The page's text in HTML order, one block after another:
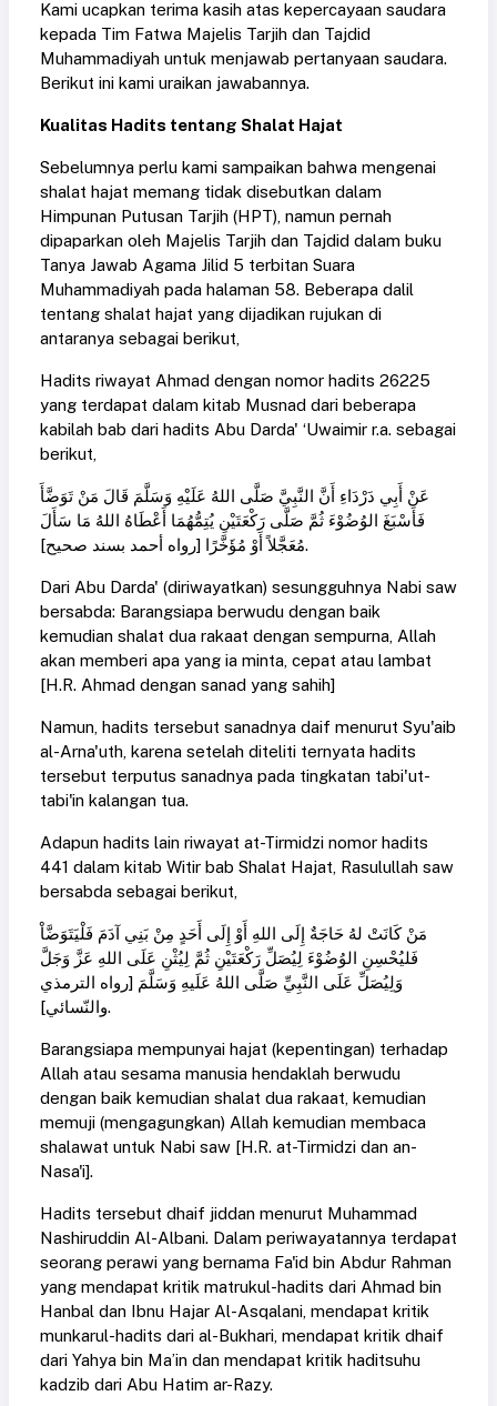
Kami ucapkan terima kasih atas kepercayaan saudara
kepada Tim Fatwa Majelis Tarjih dan Tajdid
Muhammadiyah untuk menjawab pertanyaan saudara.
Berikut ini kami uraikan jawabannya.
Kualitas Hadits tentang Shalat Hajat
Sebelumnya perlu kami sampaikan bahwa mengenai
shalat hajat memang tidak disebutkan dalam
Himpunan Putusan Tarjih (HPT), namun pernah
dipaparkan oleh Majelis Tarjih dan Tajdid dalam buku
Tanya Jawab Agama Jilid 5 terbitan Suara
Muhammadiyah pada halaman 58. Beberapa dalil
tentang shalat hajat yang dijadikan rujukan di
antaranya sebagai berikut,
Hadits riwayat Ahmad dengan nomor hadits 26225
yang terdapat dalam kitab Musnad dari beberapa
kabilah bab dari hadits Abu Darda' ‘Uwaimir r.a. sebagai
berikut,
عَنْ أَبِي دَرْدَاءِ أَنَّ النَّبِيَّ صَلَّى اللهُ عَلَيْهِ وَسَلَّمَ قَالَ مَنْ تَوَضَّأَ
فَأَسْبَغَ الوُضُوْءَ ثُمَّ صَلَّى رَكْعَتَيْنِ يُتِمُّهُمَا أَعْطَاهُ اللهُ مَا سَأَلَ
مُعَجَّلاً أَوْ مُؤَخَّرًا [رواه أحمد بسند صحيح].
Dari Abu Darda' (diriwayatkan) sesungguhnya Nabi saw
bersabda: Barangsiapa berwudu dengan baik
kemudian shalat dua rakaat dengan sempurna, Allah
akan memberi apa yang ia minta, cepat atau lambat
[H.R. Ahmad dengan sanad yang sahih]
Namun, hadits tersebut sanadnya daif menurut Syu'aib
al-Arna'uth, karena setelah diteliti ternyata hadits
tersebut terputus sanadnya pada tingkatan tabi'ut-
tabi'in kalangan tua.
Adapun hadits lain riwayat at-Tirmidzi nomor hadits
441 dalam kitab Witir bab Shalat Hajat, Rasulullah saw
bersabda sebagai berikut,
مَنْ كَانَتْ لهُ حَاجَةٌ إِلَى اللهِ أَوْ إِلَى أَحَدٍ مِنْ بَنِي آدَمَ فَلْيَتَوَضَّاْ
فَليُحْسِنِ الوُضُوْءَ لِيُصَلِّ رَكْعَتَيْنِ ثُمَّ لِيُثْنِ عَلَى اللهِ عَزَّ وَجَلَّ
وَلِيُصَلِّ عَلَى النَّبِيِّ صَلَّى اللهُ عَلَيهِ وَسَلَّمَ [رواه الترمذي
والنّسائي].
Barangsiapa mempunyai hajat (kepentingan) terhadap
Allah atau sesama manusia hendaklah berwudu
dengan baik kemudian shalat dua rakaat, kemudian
memuji (mengagungkan) Allah kemudian membaca
shalawat untuk Nabi saw [H.R. at-Tirmidzi dan an-
Nasa'i].
Hadits tersebut dhaif jiddan menurut Muhammad
Nashiruddin Al-Albani. Dalam periwayatannya terdapat
seorang perawi yang bernama Fa'id bin Abdur Rahman
yang mendapat kritik matrukul-hadits dari Ahmad bin
Hanbal dan Ibnu Hajar Al-Asqalani, mendapat kritik
munkarul-hadits dari al-Bukhari, mendapat kritik dhaif
dari Yahya bin Ma’in dan mendapat kritik haditsuhu
kadzib dari Abu Hatim ar-Razy.